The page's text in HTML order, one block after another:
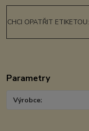
CHCI OPATŘIT ETIKETOU:
Parametry
Výrobce